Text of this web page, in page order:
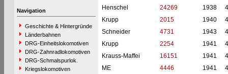
Navigation
Geschichte & Hintergründe
Länderbahnen
DRG-Einheitslokomotiven
DRG-Zahnradlokomotiven
DRG-Schmalspurlok.
Kriegslokomotiven
Henschel 24269 1938
Krupp
2015 1940
Schneider
4731 1943
Krupp
2254 1941
Krauss-Maffei
16151 1941
ME
4446 1941